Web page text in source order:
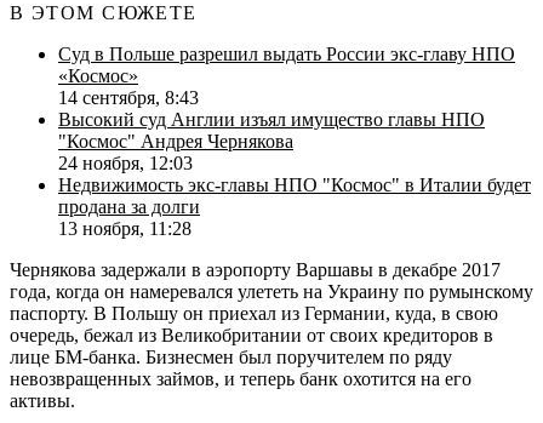
В ЭТОМ СЮЖЕТЕ
Суд в Польше разрешил выдать России экс-главу НПО
«Космос»
14 сентября, 8:43
Высокий суд Англии изъял имущество главы НПО
"Космос" Андрея Чернякова
24 ноября, 12:03
Недвижимость экс-главы НПО "Космос" в Италии будет
продана за долги
13 ноября, 11:28
Чернякова задержали в аэропорту Варшавы в декабре 2017
года, когда он намеревался улететь на Украину по румынскому
паспорту. В Польшу он приехал из Германии, куда, в свою
очередь, бежал из Великобритании от своих кредиторов в
лице БМ-банка. Бизнесмен был поручителем по ряду
невозвращенных займов, и теперь банк охотится на его
активы.